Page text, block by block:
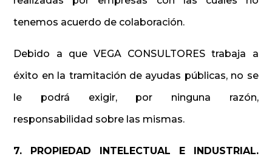
tenemos acuerdo de colaboración.
Debido a que VEGA CONSULTORES trabaja a
éxito en la tramitación de ayudas públicas, no se
le podrá exigir, por ninguna razón,
responsabilidad sobre las mismas.
7. PROPIEDAD INTELECTUAL E INDUSTRIAL.